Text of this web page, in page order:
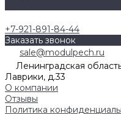
+7-921-891-84-44
Заказать звонок
sale@modulpech.ru
Ленинградская
Лаврики, д.33
О компании
Отзывы
Политика